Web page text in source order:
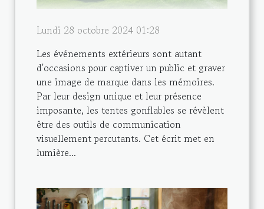
Lundi 28 octobre 2024 01:28
Les événements extérieurs sont autant
d'occasions pour captiver un public et graver
une image de marque dans les mémoires.
Par leur design unique et leur présence
imposante, les tentes gonflables se révèlent
être des outils de communication
visuellement percutants. Cet écrit met en
lumière...